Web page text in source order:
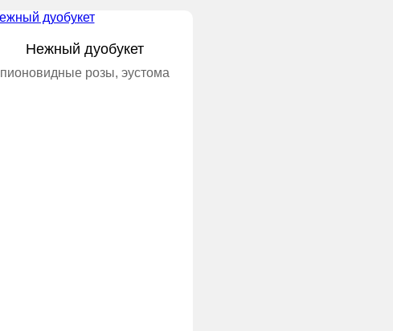
Нежный дуобукет
пионовидные розы, эустома